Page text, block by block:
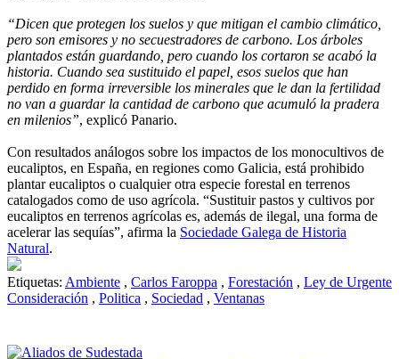
“Dicen que protegen los suelos y que mitigan el cambio climático,
pero son emisores y no secuestradores de carbono. Los árboles
plantados están guardando, pero cuando los cortaron se acabó la
historia. Cuando sea sustituido el papel, esos suelos que han
perdido en forma irreversible los minerales que le dan la fertilidad
no van a guardar la cantidad de carbono que acumuló la pradera
en milenios”, explicó Panario.
Con resultados análogos sobre los impactos de los monocultivos de
eucaliptos, en España, en regiones como Galicia, está prohibido
plantar eucaliptos o cualquier otra especie forestal en terrenos
catalogados como de uso agrícola. “Sustituir pastos y cultivos por
eucaliptos en terrenos agrícolas es, además de ilegal, una forma de
acelerar las sequías”, afirma la Sociedade Galega de Historia
Natural.
Etiquetas: Ambiente , Carlos Faroppa , Forestación , Ley de Urgente
Consideración , Politica , Sociedad , Ventanas